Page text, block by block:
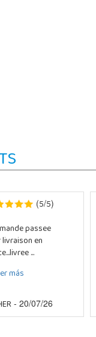
(5/5)
passee
en
...
más
- 20/07/26